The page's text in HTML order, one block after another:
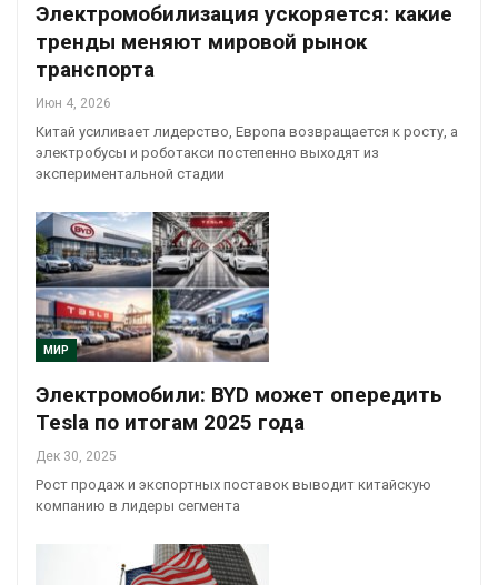
Электромобилизация ускоряется: какие
тренды меняют мировой рынок
транспорта
Июн 4, 2026
Китай усиливает лидерство, Европа возвращается к росту, а
электробусы и роботакси постепенно выходят из
экспериментальной стадии
МИР
Электромобили: BYD может опередить
Tesla по итогам 2025 года
Дек 30, 2025
Рост продаж и экспортных поставок выводит китайскую
компанию в лидеры сегмента